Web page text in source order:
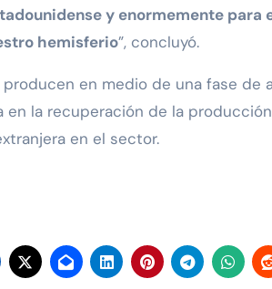
y enormemente para
hemisferio”, concluyó.
en medio de una fase de
en la recuperación de la
en el sector.